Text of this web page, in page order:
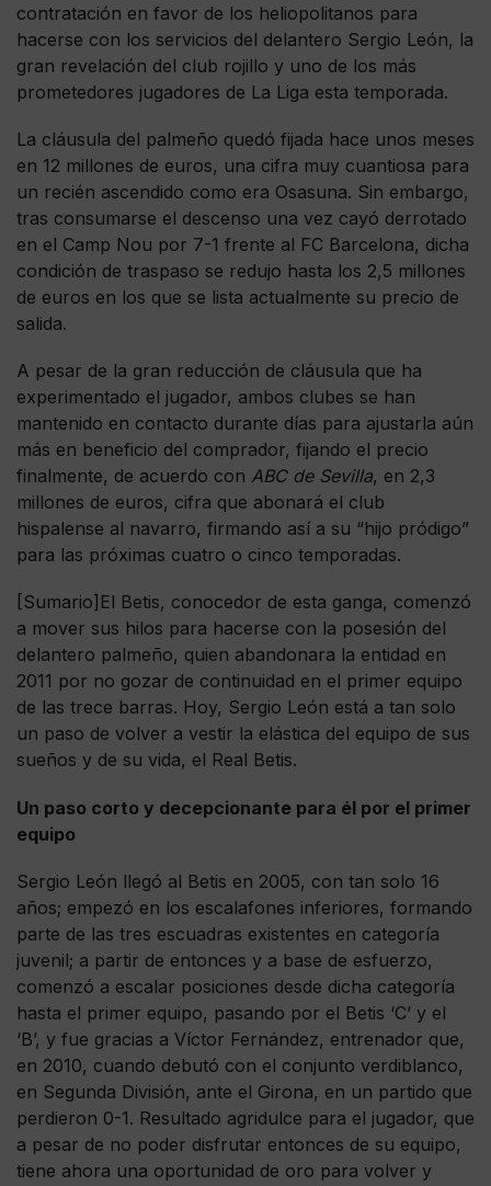
contratación en favor de los heliopolitanos para
hacerse con los servicios del delantero Sergio León, la
gran revelación del club rojillo y uno de los más
prometedores jugadores de La Liga esta temporada.
La cláusula del palmeño quedó fijada hace unos meses
en 12 millones de euros, una cifra muy cuantiosa para
un recién ascendido como era Osasuna. Sin embargo,
tras consumarse el descenso una vez cayó derrotado
en el Camp Nou por 7-1 frente al FC Barcelona, dicha
condición de traspaso se redujo hasta los 2,5 millones
de euros en los que se lista actualmente su precio de
salida.
A pesar de la gran reducción de cláusula que ha
experimentado el jugador, ambos clubes se han
mantenido en contacto durante días para ajustarla aún
más en beneficio del comprador, fijando el precio
finalmente, de acuerdo con ABC de Sevilla, en 2,3
millones de euros, cifra que abonará el club
hispalense al navarro, firmando así a su “hijo pródigo”
para las próximas cuatro o cinco temporadas.
[Sumario]El Betis, conocedor de esta ganga, comenzó
a mover sus hilos para hacerse con la posesión del
delantero palmeño, quien abandonara la entidad en
2011 por no gozar de continuidad en el primer equipo
de las trece barras. Hoy, Sergio León está a tan solo
un paso de volver a vestir la elástica del equipo de sus
sueños y de su vida, el Real Betis.
Un paso corto y decepcionante para él por el primer
equipo
Sergio León llegó al Betis en 2005, con tan solo 16
años; empezó en los escalafones inferiores, formando
parte de las tres escuadras existentes en categoría
juvenil; a partir de entonces y a base de esfuerzo,
comenzó a escalar posiciones desde dicha categoría
hasta el primer equipo, pasando por el Betis ‘C’ y el
‘B’, y fue gracias a Víctor Fernández, entrenador que,
en 2010, cuando debutó con el conjunto verdiblanco,
en Segunda División, ante el Girona, en un partido que
perdieron 0-1. Resultado agridulce para el jugador, que
a pesar de no poder disfrutar entonces de su equipo,
tiene ahora una oportunidad de oro para volver y